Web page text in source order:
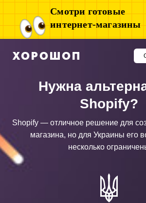
Смотри готовые
интернет-магазины
Нужна
Shopify?
Shopify — отличное решение для
магазина, но для Украины его
несколько